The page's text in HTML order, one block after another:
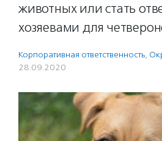
животных или стать
хозяевами для
Корпоративная ответственность,
28.09.2020